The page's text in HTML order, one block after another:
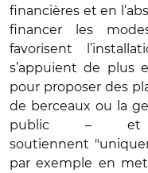
financières et en
financer les
favorisent
s’appuient de plus
pour proposer des
de berceaux ou la
public – et
soutiennent
par exemple en